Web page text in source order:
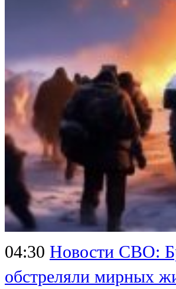
04:30 Новости СВО:
обстреляли мирных